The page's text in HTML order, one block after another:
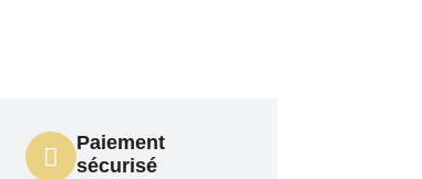
Paiement
sécurisé